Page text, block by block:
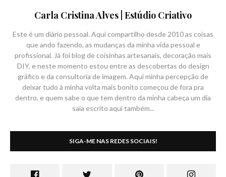
Carla Cristina Alves | Estúdio Criativo
Este é um diário pessoal. Aqui compartilho desde 2010 as coisas
que ando fazendo, as mudanças da minha vida pessoal e
profissional. Já foi blog de coisinhas artesanais, decoração mais
DIY, e neste momento estou entre as descobertas do design
gráfico e da consultoria de imagem. Aqui minha percepção de
deixar tudo à minha volta mais bonito começou de fora pra
dentro, e quem sabe o que tem dentro da minha cabeça um dia
saia escrito aqui também...
SIGA-ME NAS REDES SOCIAIS!